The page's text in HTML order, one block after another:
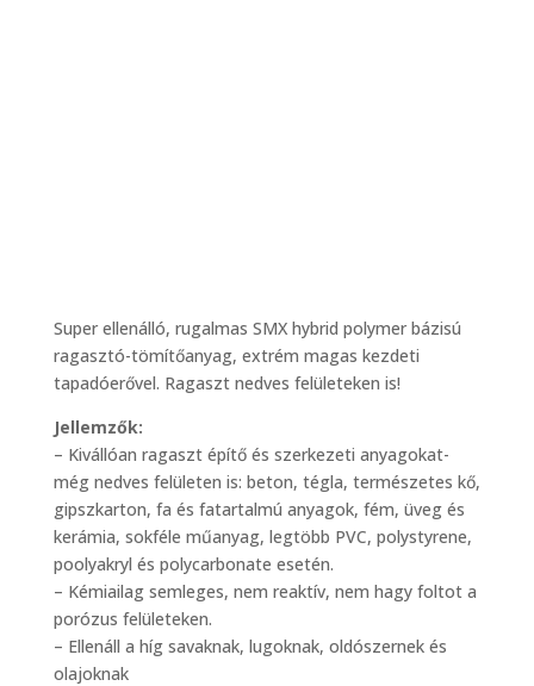
Super ellenálló, rugalmas SMX hybrid polymer bázisú
ragasztó-tömítőanyag, extrém magas kezdeti
tapadóerővel. Ragaszt nedves felületeken is!
Jellemzők:
– Kivállóan ragaszt építő és szerkezeti anyagokat-
még nedves felületen is: beton, tégla, természetes kő,
gipszkarton, fa és fatartalmú anyagok, fém, üveg és
kerámia, sokféle műanyag, legtöbb PVC, polystyrene,
poolyakryl és polycarbonate esetén.
– Kémiailag semleges, nem reaktív, nem hagy foltot a
porózus felületeken.
– Ellenáll a híg savaknak, lugoknak, oldószernek és
olajoknak